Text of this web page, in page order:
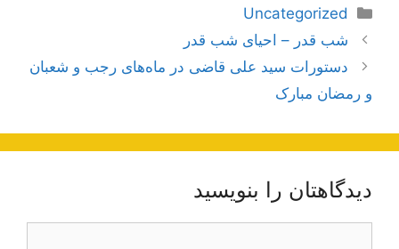
دسته‌ها
Uncategorized
ناوبری
نوشته‌ها
شب قدر – احیای شب قدر
دستورات سید علی قاضی در ماه‌های رجب و شعبان
و رمضان مبارک
دیدگاهتان را بنویسید